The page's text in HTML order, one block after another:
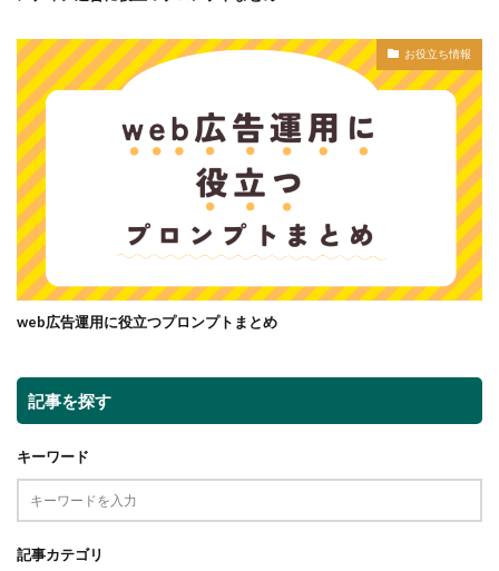
お役立ち情報
web広告運用に役立つプロンプトまとめ
記事を探す
キーワード
記事カテゴリ